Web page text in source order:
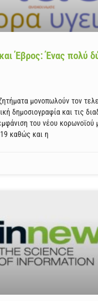
Έβρος: Ένας πολύ
μονοπωλούν τον
δημοσιογραφία και τις
του νέου κορωνοϊού
καθώς και η